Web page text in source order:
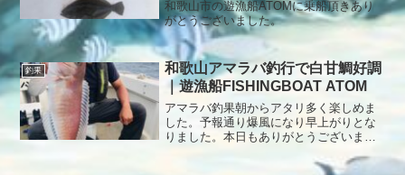
和歌山市の遊漁船ATOMに乗船頂きあり
がとうございました。
釣果
和歌山アマラバ釣行で白甘鯛好調
｜遊漁船FISHINGBOAT ATOM
アマラバ釣果朝からアタリ多く楽しめま
した。予報通り爆風になり早上がりとな
りました。本日もありがとうございまし